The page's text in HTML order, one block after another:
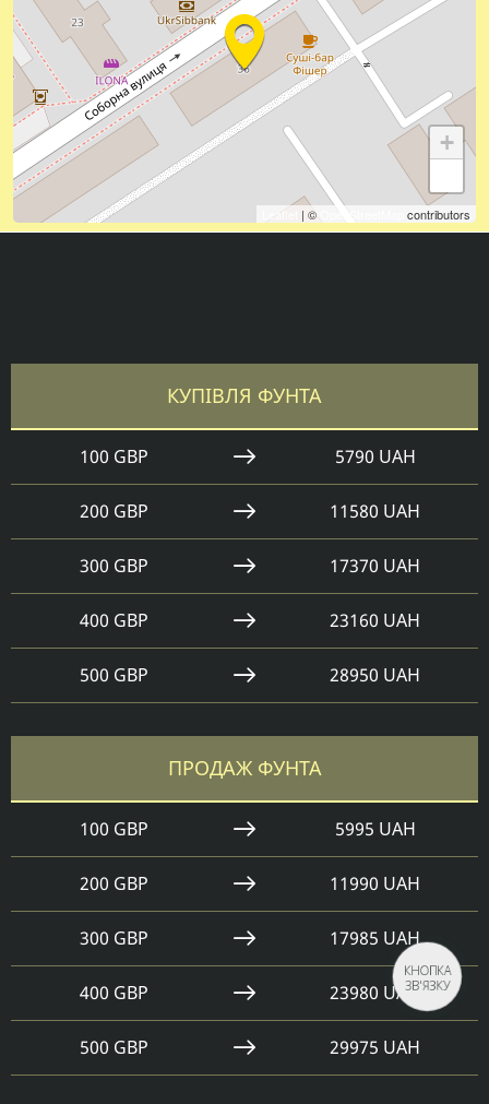
+
Leaflet | © contributors
КУПІВЛЯ ФУНТА
100 GBP 5790 UAH
200 GBP 11580 UAH
300 GBP 17370 UAH
400 GBP 23160 UAH
500 GBP 28950 UAH
ПРОДАЖ ФУНТА
100 GBP 5995 UAH
200 GBP 11990 UAH
300 GBP 17985 UAH
400 GBP 23980 UAH
500 GBP 29975 UAH
КНОПКА
ЗВ'ЯЗКУ